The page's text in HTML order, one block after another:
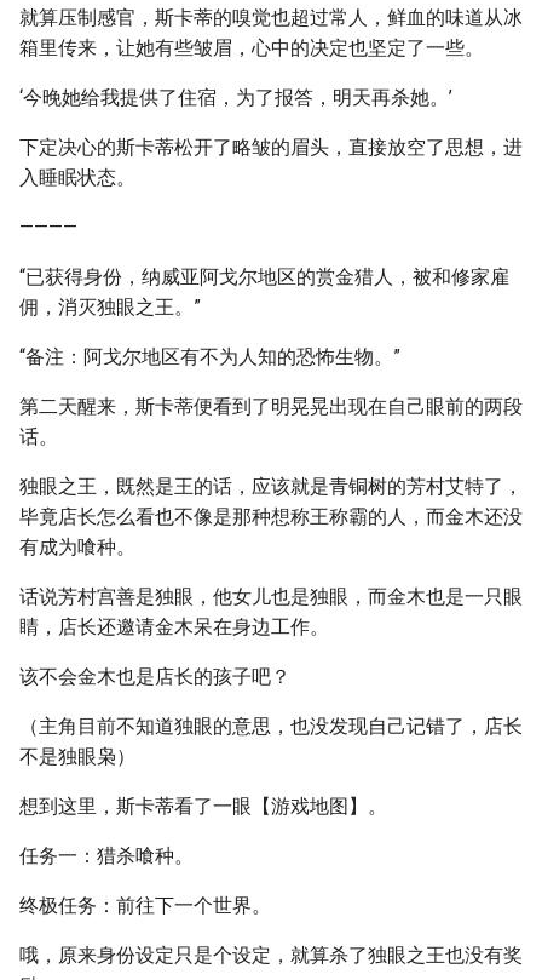
就算压制感官，斯卡蒂的嗅觉也超过常人，鲜血的味道从冰
箱里传来，让她有些皱眉，心中的决定也坚定了一些。
‘今晚她给我提供了住宿，为了报答，明天再杀她。’
下定决心的斯卡蒂松开了略皱的眉头，直接放空了思想，进
入睡眠状态。
————
“已获得身份，纳威亚阿戈尔地区的赏金猎人，被和修家雇
佣，消灭独眼之王。”
“备注：阿戈尔地区有不为人知的恐怖生物。”
第二天醒来，斯卡蒂便看到了明晃晃出现在自己眼前的两段
话。
独眼之王，既然是王的话，应该就是青铜树的芳村艾特了，
毕竟店长怎么看也不像是那种想称王称霸的人，而金木还没
有成为喰种。
话说芳村宫善是独眼，他女儿也是独眼，而金木也是一只眼
睛，店长还邀请金木呆在身边工作。
该不会金木也是店长的孩子吧？
（主角目前不知道独眼的意思，也没发现自己记错了，店长
不是独眼枭）
想到这里，斯卡蒂看了一眼【游戏地图】。
任务一：猎杀喰种。
终极任务：前往下一个世界。
哦，原来身份设定只是个设定，就算杀了独眼之王也没有奖